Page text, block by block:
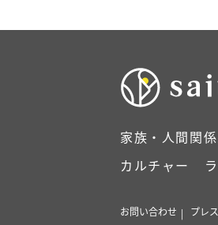
家族・人間関係
カルチャー
お問い合わせ プレ